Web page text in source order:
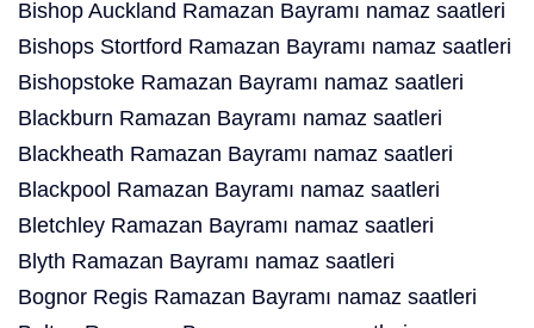
Bishop Auckland Ramazan Bayramı namaz saatleri
Bishops Stortford Ramazan Bayramı namaz saatleri
Bishopstoke Ramazan Bayramı namaz saatleri
Blackburn Ramazan Bayramı namaz saatleri
Blackheath Ramazan Bayramı namaz saatleri
Blackpool Ramazan Bayramı namaz saatleri
Bletchley Ramazan Bayramı namaz saatleri
Blyth Ramazan Bayramı namaz saatleri
Bognor Regis Ramazan Bayramı namaz saatleri